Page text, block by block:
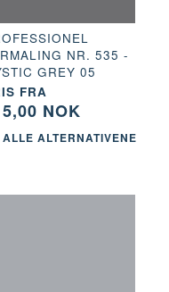
NR. 535 -
GREY 05
FRA
NOK
ALTERNATIVENE